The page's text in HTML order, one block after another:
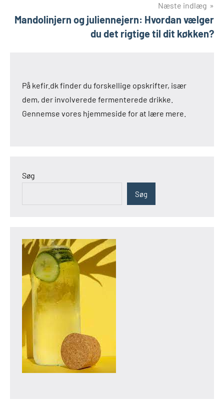
Næste indlæg
Mandolinjern og juliennejern: Hvordan vælger
du det rigtige til dit køkken?
På kefir.dk finder du forskellige opskrifter, især
dem, der involverede fermenterede drikke.
Gennemse vores hjemmeside for at lære mere.
Søg
Søg